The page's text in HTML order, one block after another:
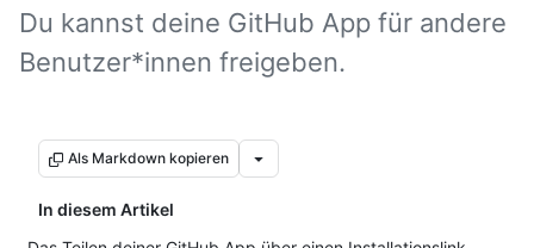
Du kannst deine GitHub App für andere
Benutzer*innen freigeben.
Als Markdown kopieren
In diesem Artikel